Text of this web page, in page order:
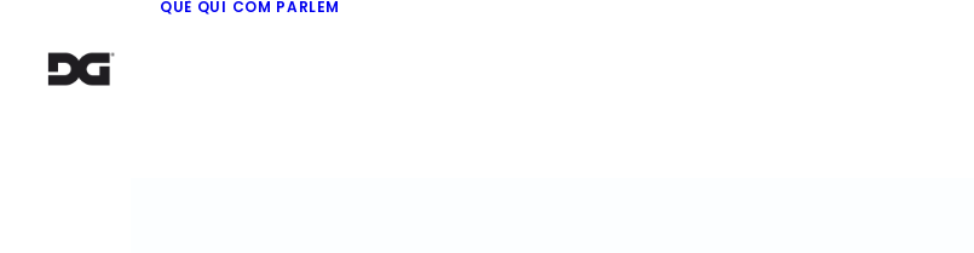
QUÈ QUI COM PARLEM